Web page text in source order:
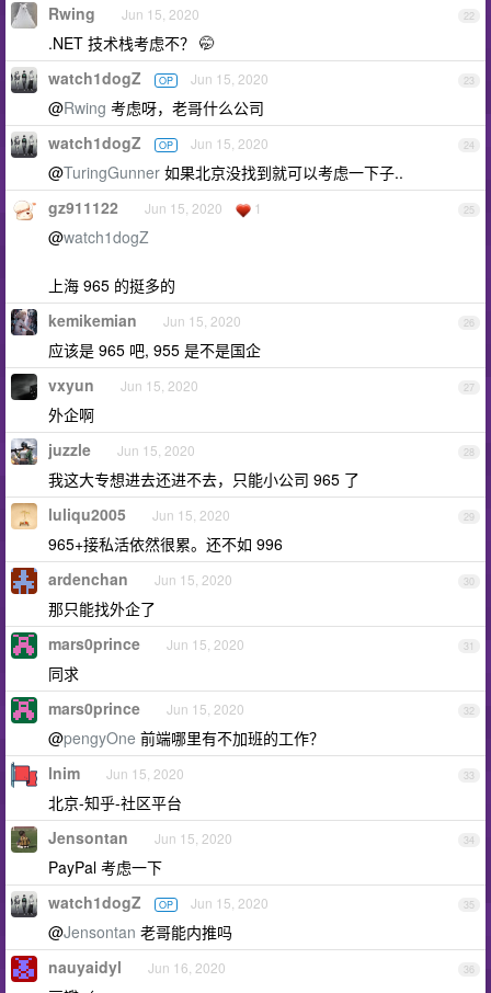
22
Rwing Jun 15, 2020
.NET 技术栈考虑不？ 🤭
23
watch1dogZ OP Jun 15, 2020
@Rwing 考虑呀，老哥什么公司
24
watch1dogZ OP Jun 15, 2020
@TuringGunner 如果北京没找到就可以考虑一下子..
25
gz911122 Jun 15, 2020 1
@watch1dogZ
上海 965 的挺多的
26
kemikemian Jun 15, 2020
应该是 965 吧, 955 是不是国企
27
vxyun Jun 15, 2020
外企啊
28
juzzle Jun 15, 2020
我这大专想进去还进不去，只能小公司 965 了
29
luliqu2005 Jun 15, 2020
965+接私活依然很累。还不如 996
30
ardenchan Jun 15, 2020
那只能找外企了
31
mars0prince Jun 15, 2020
同求
32
mars0prince Jun 15, 2020
@pengyOne 前端哪里有不加班的工作？
33
lnim Jun 15, 2020
北京-知乎-社区平台
34
Jensontan Jun 15, 2020
PayPal 考虑一下
35
watch1dogZ OP Jun 15, 2020
@Jensontan 老哥能内推吗
36
nauyaidyl Jun 16, 2020